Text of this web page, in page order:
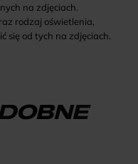
na zdjęciach.
rodzaj oświetlenia,
się od tych na zdjęciach.